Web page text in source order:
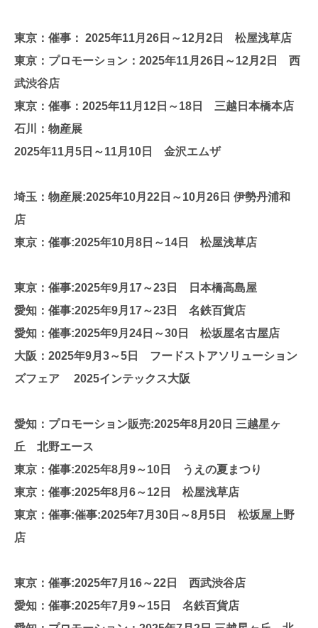
東京：催事： 2025年11月26日～12月2日 松屋浅草店
東京：プロモーション：2025年11月26日～12月2日 西
武渋谷店
東京：催事：2025年11月12日～18日 三越日本橋本店
石川：物産展
2025年11月5日～11月10日 金沢エムザ
埼玉：物産展:2025年10月22日～10月26日 伊勢丹浦和
店
東京：催事:2025年10月8日～14日 松屋浅草店
東京：催事:2025年9月17～23日 日本橋高島屋
愛知：催事:2025年9月17～23日 名鉄百貨店
愛知：催事:2025年9月24日～30日 松坂屋名古屋店
大阪：2025年9月3～5日 フードストアソリューション
ズフェア 2025インテックス大阪
愛知：プロモーション販売:2025年8月20日 三越星ヶ
丘 北野エース
東京：催事:2025年8月9～10日 うえの夏まつり
東京：催事:2025年8月6～12日 松屋浅草店
東京：催事:催事:2025年7月30日～8月5日 松坂屋上野
店
東京：催事:2025年7月16～22日 西武渋谷店
愛知：催事:2025年7月9～15日 名鉄百貨店